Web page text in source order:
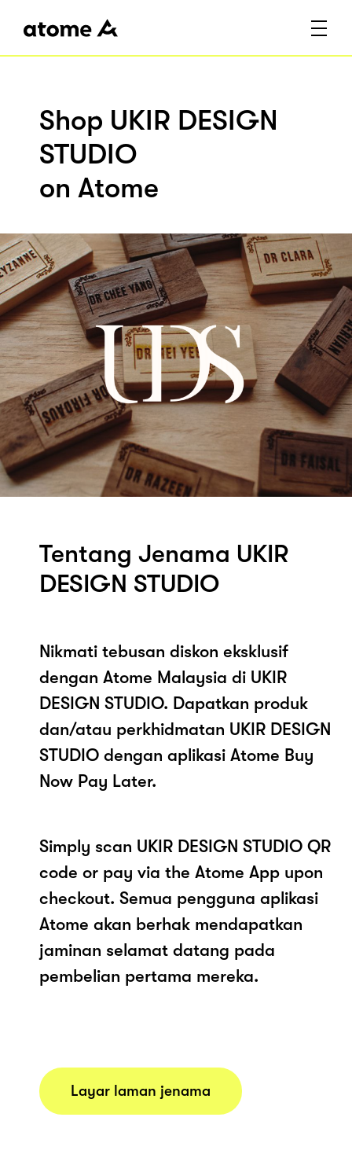
Shop UKIR DESIGN
STUDIO
on Atome
Tentang Jenama UKIR
DESIGN STUDIO
Nikmati tebusan diskon eksklusif
dengan Atome Malaysia di UKIR
DESIGN STUDIO. Dapatkan produk
dan/atau perkhidmatan UKIR DESIGN
STUDIO dengan aplikasi Atome Buy
Now Pay Later.
Simply scan UKIR DESIGN STUDIO QR
code or pay via the Atome App upon
checkout. Semua pengguna aplikasi
Atome akan berhak mendapatkan
jaminan selamat datang pada
pembelian pertama mereka.
Layar laman jenama